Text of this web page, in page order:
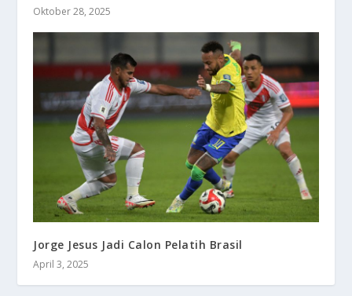
Oktober 28, 2025
Jorge Jesus Jadi Calon Pelatih Brasil
April 3, 2025